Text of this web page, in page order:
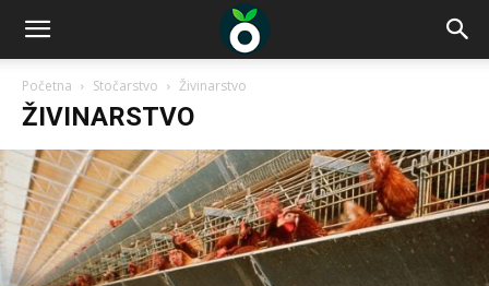
Početna Stočarstvo Živinarstvo
ŽIVINARSTVO